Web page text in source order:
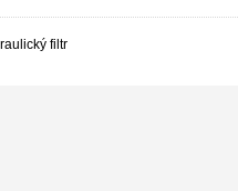
filtr